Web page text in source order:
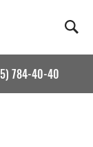
784-40-40